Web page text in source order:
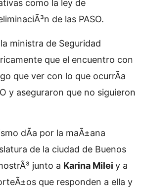
como la ley de
de las PASO.
ministra de Seguridad
que el encuentro con
que ver con lo que ocurrÃ­a
y aseguraron que no siguieron
dÃ­a por la maÃ±ana
de la ciudad de Buenos
junto a Karina Milei y a
que responden a ella y